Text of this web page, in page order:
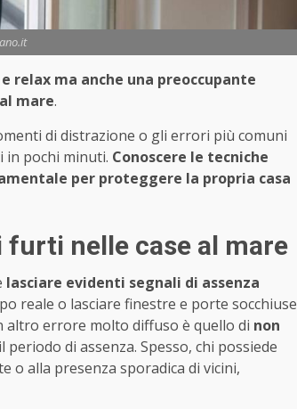
relax ma anche una preoccupante
mare.
di distrazione o gli errori più comuni
in pochi minuti. Conoscere le tecniche
per proteggere la propria casa
nelle case al mare
lasciare evidenti segnali di assenza
reale o lasciare finestre e porte socchiuse
altro errore molto diffuso è quello di non
periodo di assenza. Spesso, chi possiede
o alla presenza sporadica di vicini,